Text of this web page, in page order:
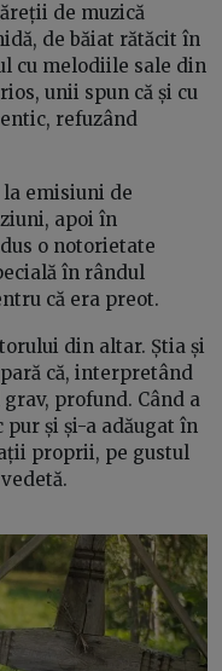
de muzică
de băiat rătăcit în
cu melodiile sale din
unii spun că și cu
refuzând
emisiuni de
apoi în
o notorietate
în rândul
că era preot.
din altar. Știa și
că, interpretând
profund. Când a
și și-a adăugat în
proprii, pe gustul